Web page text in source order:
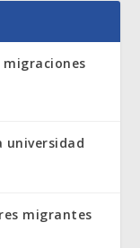
universidad
migrantes